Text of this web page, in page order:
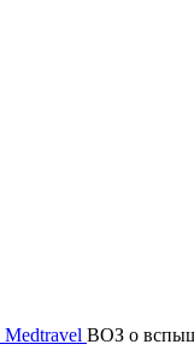
Medtravel ВОЗ о